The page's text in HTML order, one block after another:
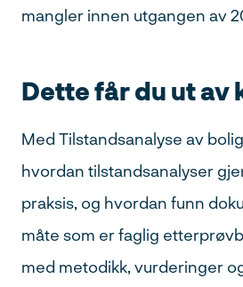
mangler innen utgangen av
Dette får du ut av
Med Tilstandsanalyse av
hvordan tilstandsanalyser
praksis, og hvordan funn
måte som er faglig
med metodikk, vurderinger